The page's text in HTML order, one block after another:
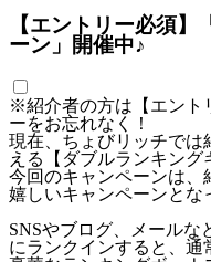
【エントリー必須
ーン」開催中♪
※紹介者の方は【エント
ーをお忘れなく！
現在、ちょびリッチでは
える【ダブルランキング
今回のキャンペーンは、
嬉しいキャンペーンとな
SNSやブログ、メールな
にランクインすると、通